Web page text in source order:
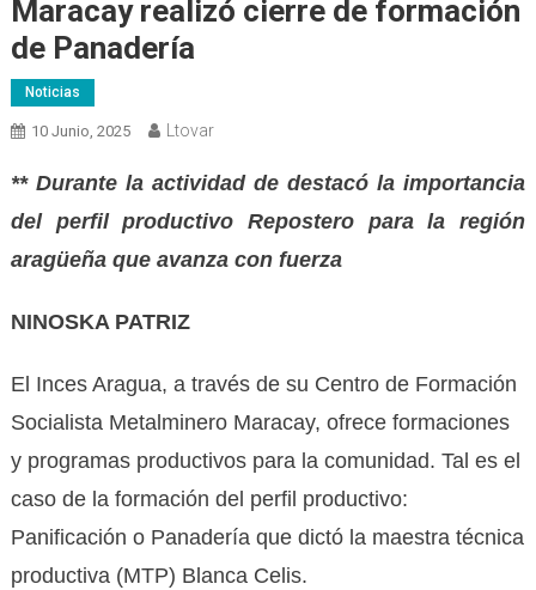
Maracay realizó cierre de formación
de Panadería
Noticias
10 Junio, 2025 Ltovar
** Durante la actividad de destacó la importancia
del perfil productivo Repostero para la región
aragüeña que avanza con fuerza
NINOSKA PATRIZ
El Inces Aragua, a través de su Centro de Formación
Socialista Metalminero Maracay, ofrece formaciones
y programas productivos para la comunidad. Tal es el
caso de la formación del perfil productivo:
Panificación o Panadería que dictó la maestra técnica
productiva (MTP) Blanca Celis.